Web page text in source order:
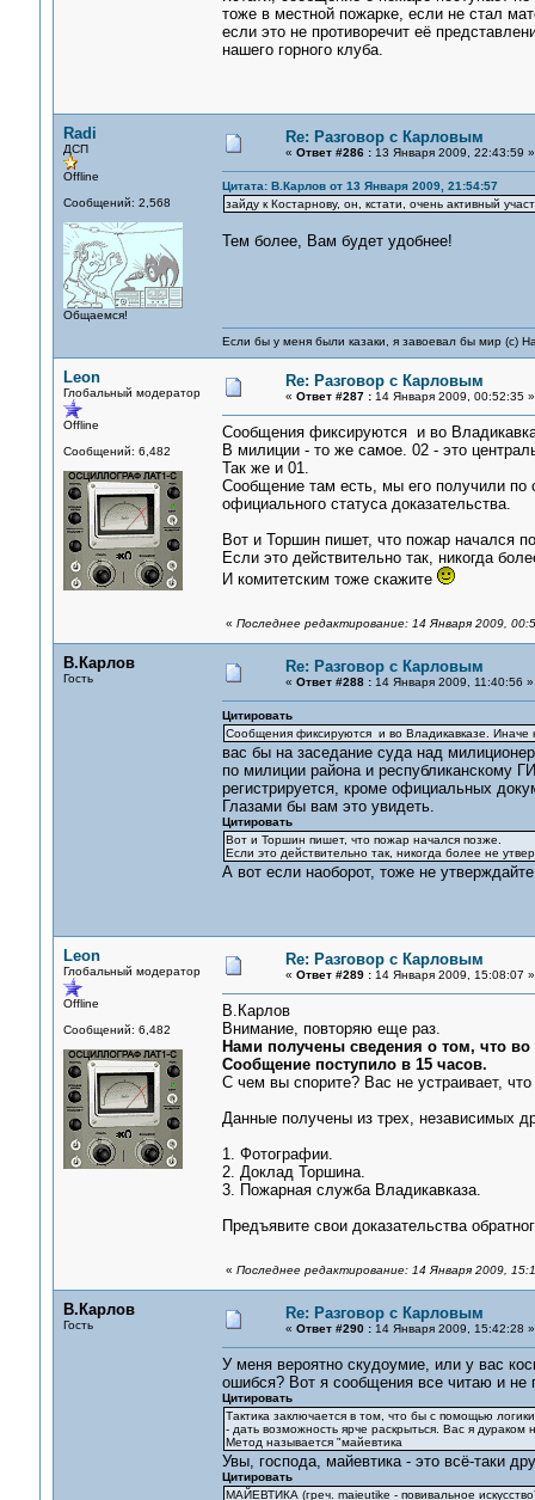
тоже в местной пожарке, если не стал
если это не противоречит её
нашего горного клуба.
Radi
ДСП
Offline
Сообщений: 2,568
Общаемся!
Re: Разговор с Карловым
« Ответ #286 :13 Января 2009, 22:43:59 »
Цитата: В.Карлов от 13 Января 2009, 21:54:57
зайду к Костарнову, он, кстати, очень активный
Тем более, Вам будет удобнее!
Если бы у меня были казаки, я завоевал бы мир (с)
Leon
Глобальный модератор
Offline
Сообщений: 6,482
Re: Разговор с Карловым
« Ответ #287 :14 Января 2009, 00:52:35 »
Сообщения фиксируются и во
В милиции - то же самое. 02 - это
Так же и 01.
Сообщение там есть, мы его получили по
официального статуса доказательства.
Вот и Торшин пишет, что пожар начался
Если это действительно так, никогда
И комитетским тоже скажите
« Последнее редактирование: 14 Января 2009,
В.Карлов
Гость
Re: Разговор с Карловым
« Ответ #288 :14 Января 2009, 11:40:56 »
Цитировать
Сообщения фиксируются и во Владикавказе. Иначе
вас бы на заседание суда над
по милиции района и республиканскому
регистрируется, кроме официальных
Глазами бы вам это увидеть.
Цитировать
Вот и Торшин пишет, что пожар начался позже.
Если это действительно так, никогда более не
А вот если наоборот, тоже не
Leon
Глобальный модератор
Offline
Сообщений: 6,482
Re: Разговор с Карловым
« Ответ #289 :14 Января 2009, 15:08:07 »
В.Карлов
Внимание, повторяю еще раз.
Нами получены сведения о том, что
Сообщение поступило в 15 часов.
С чем вы спорите? Вас не устраивает,
Данные получены из трех, независимых
1. Фотографии.
2. Доклад Торшина.
3. Пожарная служба Владикавказа.
Предъявите свои доказательства
« Последнее редактирование: 14 Января 2009,
В.Карлов
Гость
Re: Разговор с Карловым
« Ответ #290 :14 Января 2009, 15:42:28 »
У меня вероятно скудоумие, или у вас
ошибся? Вот я сообщения все читаю и не
Цитировать
Тактика заключается в том, что бы с помощью
- дать возможность ярче раскрыться. Вас я дураком
Метод называется "майевтика
Увы, господа, майевтика - это всё-таки
Цитировать
МАЙЕВТИКА (греч. maieutike - повивальное